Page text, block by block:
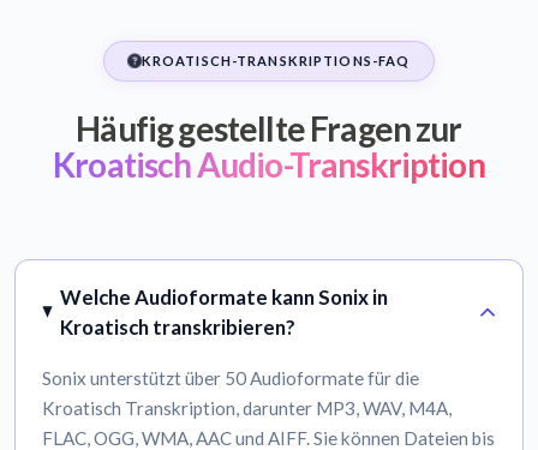
KROATISCH-TRANSKRIPTIONS-FAQ
Häufig gestellte Fragen zur
Kroatisch Audio-Transkription
Welche Audioformate kann Sonix in
Kroatisch transkribieren?
Sonix unterstützt über 50 Audioformate für die
Kroatisch Transkription, darunter MP3, WAV, M4A,
FLAC, OGG, WMA, AAC und AIFF. Sie können Dateien bis